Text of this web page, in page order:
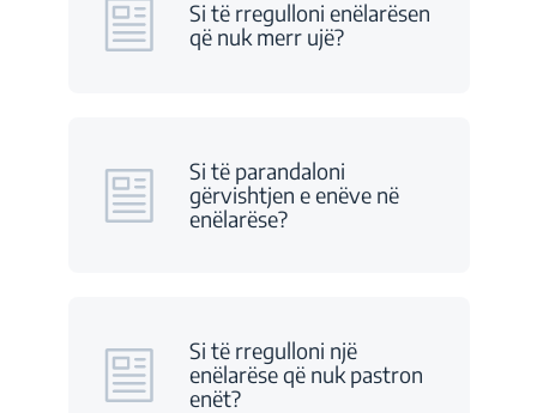
Si të rregulloni enëlarësen
që nuk merr ujë?
Si të parandaloni
gërvishtjen e enëve në
enëlarëse?
Si të rregulloni një
enëlarëse që nuk pastron
enët?